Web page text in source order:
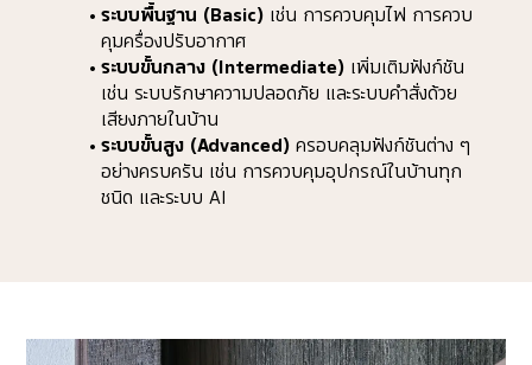
ระบบพื้นฐาน (Basic) เช่น การควบคุมไฟ การควบ
คุมครื่องปรับอากาศ
ระบบขั้นกลาง (Intermediate) เพิ่มเติมฟังก์ชัน
เช่น ระบบรักษาความปลอดภัย และระบบคำสั่งด้วย
เสียงภายในบ้าน
ระบบขั้นสูง (Advanced) ครอบคลุมฟังก์ชันต่าง ๆ
อย่างครบครัน เช่น การควบคุมอุปกรณ์ในบ้านทุก
ชนิด และระบบ AI